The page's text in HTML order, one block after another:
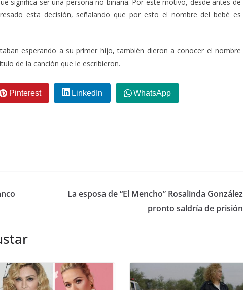
esta decisión, señalando que por esto el nombre del bebé es
esperando a su primer hijo, también dieron a conocer el nombre
de la canción que le escribieron.
Pinterest LinkedIn WhatsApp
La esposa de “El Mencho” Rosalinda González
pronto saldría de prisión